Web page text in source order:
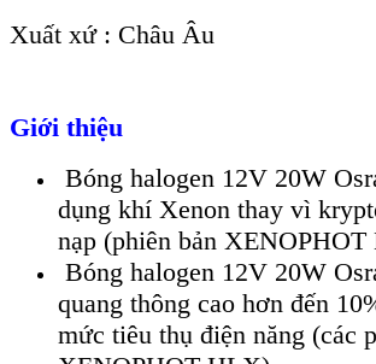
Xuất xứ : Châu Âu
Giới thiệu
Bóng halogen 12V 20W
dụng khí Xenon thay vì
nạp (phiên bản
Bóng halogen 12V 20W
quang thông cao hơn đến
mức tiêu thụ điện năng (các